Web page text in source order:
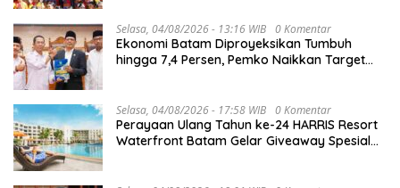
Selasa, 04/08/2026 - 13:16 WIB 0 Komentar
Ekonomi Batam Diproyeksikan Tumbuh
hingga 7,4 Persen, Pemko Naikkan Target
Selasa, 04/08/2026 - 17:58 WIB 0 Komentar
Perayaan Ulang Tahun ke-24 HARRIS Resort
Waterfront Batam Gelar Giveaway Spesial